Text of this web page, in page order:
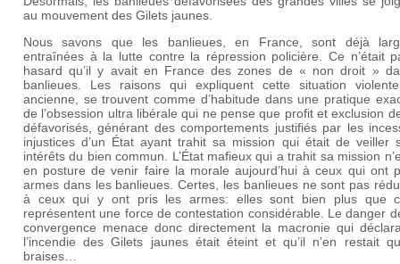
au mouvement des Gilets jaunes.
Nous savons que les banlieues, en France, sont déjà
entraînées à la lutte contre la répression policière. Ce n’était
hasard qu’il y avait en France des zones de « non droit »
banlieues. Les raisons qui expliquent cette situation
ancienne, se trouvent comme d’habitude dans une pratique
de l’obsession ultra libérale qui ne pense que profit et exclusion
défavorisés, générant des comportements justifiés par les
injustices d’un État ayant trahit sa mission qui était de veiller
intérêts du bien commun. L’État mafieux qui a trahit sa mission
en posture de venir faire la morale aujourd’hui à ceux qui ont
armes dans les banlieues. Certes, les banlieues ne sont pas
à ceux qui y ont pris les armes: elles sont bien plus que
représentent une force de contestation considérable. Le danger
convergence menace donc directement la macronie qui
l’incendie des Gilets jaunes était éteint et qu’il n’en restait
braises…